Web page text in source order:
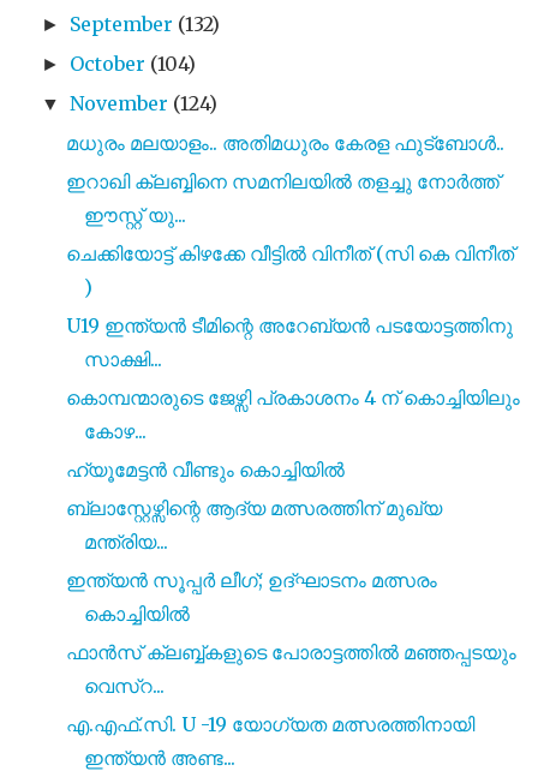
► September (132)
► October (104)
▼ November (124)
മധുരം മലയാളം.. അതിമധുരം കേരള ഫുട്ബോൾ..
ഇറാഖി ക്ലബ്ബിനെ സമനിലയിൽ തളച്ചു നോർത്ത്
ഈസ്റ്റ് യു...
ചെക്കിയോട്ട് കിഴക്കേ വീട്ടിൽ വിനീത് (സി കെ വിനീത്
)
U19 ഇന്ത്യൻ ടീമിന്റെ അറേബ്യൻ പടയോട്ടത്തിനു
സാക്ഷി...
കൊമ്പന്മാരുടെ ജേഴ്സി പ്രകാശനം 4 ന് കൊച്ചിയിലും
കോഴ...
ഹ്യൂമേട്ടൻ വീണ്ടും കൊച്ചിയിൽ
ബ്ലാസ്റ്റേഴ്സിന്റെ ആദ്യ മത്സരത്തിന് മുഖ്യ
മന്ത്രിയ...
ഇന്ത്യൻ സൂപ്പർ ലീഗ്; ഉദ്ഘാടനം മത്സരം
കൊച്ചിയിൽ
ഫാൻസ് ക്ലബ്ബ്കളുടെ പോരാട്ടത്തിൽ മഞ്ഞപ്പടയും
വെസ്റ...
എ.എഫ്.സി. U -19 യോഗ്യത മത്സരത്തിനായി
ഇന്ത്യൻ അണ്ട...